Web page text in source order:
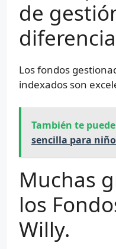
de
Los fondos
indexados son
También te
sencilla para
Muchas
los
Willy.